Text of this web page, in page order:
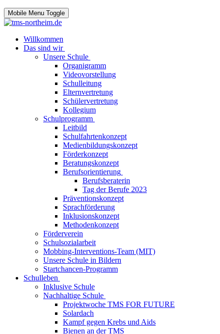
Mobile Menu Toggle
Willkommen
Das sind wir
Unsere Schule
Organigramm
Videovorstellung
Schulleitung
Elternvertretung
Schülervertretung
Kollegium
Schulprogramm
Leitbild
Schulfahrtenkonzept
Medienbildungskonzept
Förderkonzept
Beratungskonzept
Berufsorientierung
Berufsberaterin
Tag der Berufe 2023
Präventionskonzept
Sprachförderung
Inklusionskonzept
Methodenkonzept
Förderverein
Schulsozialarbeit
Mobbing-Interventions-Team (MIT)
Unsere Schule in Bildern
Startchancen-Programm
Schulleben
Inklusive Schule
Nachhaltige Schule
Projektwoche TMS FOR FUTURE
Solardach
Kampf gegen Krebs und Aids
Bienen an der TMS